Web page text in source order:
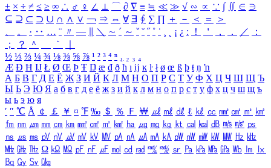
± × ÷ ≠ ≤ ≥ ∞ ∴ ♂ ♀ ∠ ⊥ ⌒ ∂ ∇ ≡ ≒ ≪ ≫ √ ∽ ∝ ∵ ∫ ∬ ∈ ∋
⊆ ⊇ ⊂ ⊃ ∪ ∩ ∧ ∨ ￢ ⇒ ⇔ ∀ ∃ ∮ ∑ ∏ ＋ － ＜ ＝
＞
、
。 · ‥ … ¨ 〃 ― ＼ ∼ ´ ～ ˇ ˘ ˝ ˚ ˙ ¸ ¡ ¿ ː ！ ＇ ， ． ／
：
；
？ ＾ ｀
½ ⅓ ⅔ ¼ ¾ ⅛ ⅜ ⅝ ⅞ ¹ ² ³ ⁴ ⁿ ₁ ₂ ₃ ₄
Æ Ð Ħ Ĳ Ł Ø Œ Þ Ŧ Ŋ æ đ ð ħ ı ĳ ĸ ŀ ł ø œ ß þ ŧ ŋ ŉ
А Б В Г Д Е Ё Ж З И Й К Л М Н О П Р С Т У Ф Х Ц Ч Ш Щ Ъ
Ы Ь Э Ю Я а б в г д е ё ж з и й к л м н о п р с т у ф х ц ч ш щ ъ
ы ь э ю я
′ ″ ℃ Å ￠ ￡ ￥ ¤ ℉ ‰ ＄ ％ Ｆ ￦ ㎕ ㎖ ㎗ ℓ ㎘ ㏄ ㎣ ㎤ ㎥ ㎦
㎙ ㎚ ㎛ ㎜ ㎝ ㎞ ㎟ ㎠ ㎡ ㎢ ㏊ ㎍ ㎎ ㎏ ㏏ ㎈ ㎉ ㏈ ㎧ ㎨ ㎰
㎱ ㎲ ㎳ ㎴ ㎵ ㎶ ㎷ ㎸ ㎹ ㎀ ㎁ ㎂ ㎃ ㎄ ㎺ ㎻ ㎽ ㎾ ㎿ ㎐ ㎑
㎒ ㎓ ㎔ Ω ㏀ ㏁ ㎊ ㎋ ㎌ ㏖ ㏅ ㎭ ㎮ ㎯ ㏛ ㎩ ㎪ ㎫ ㎬ ㏝ ㏐
㏓
㏃ ㏉ ㏜ ㏆